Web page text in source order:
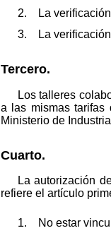
2. La verificación
3. La verificación
Tercero.
Los talleres
a las mismas tarifas
Ministerio de
Cuarto.
La autorización
refiere el artículo
1. No estar